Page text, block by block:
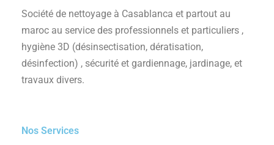
Société de nettoyage à Casablanca et partout au
maroc au service des professionnels et particuliers ,
hygiène 3D (désinsectisation, dératisation,
désinfection) , sécurité et gardiennage, jardinage, et
travaux divers.
Nos Services